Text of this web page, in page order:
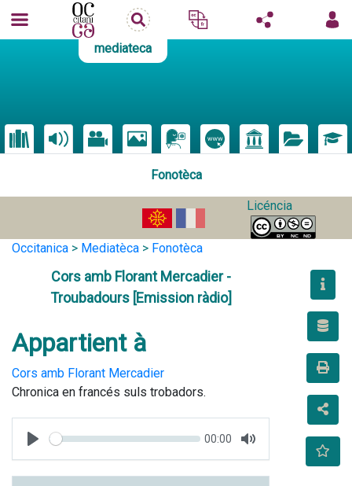
mediateca
Fonotèca
Licéncia
Occitanica > Mediatèca > Fonotèca
Cors amb Florant Mercadier -
Troubadours [Emission ràdio]
Appartient à
Cors amb Florant Mercadier
Chronica en francés suls trobadors.
Seek
Current
00:00
Mute